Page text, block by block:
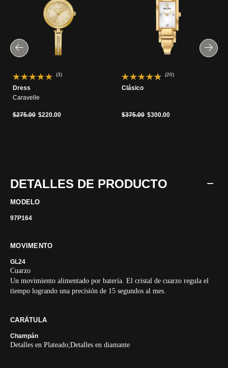
(3)
Dress
Caravelle
Precio reducido de
$275.00a$220.00
(20)
Clásico
Precio reducido de
$375.00a$300.00
DETALLES DE PRODUCTO
MODELO
97P164
MOVIMENTO
GL24
Cuarzo
Un movimiento alimentado por batería. El cristal de cuarzo regula el
tiempo logrando una precisión de 15 segundos al mes.
CARÁTULA
Champán
Detalles en Plateado;Detalles en diamante